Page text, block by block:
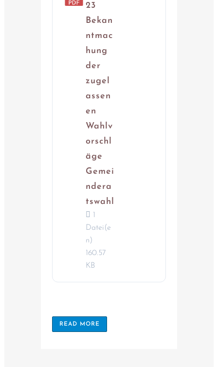
23
Bekan
ntmac
hung
der
zugel
assen
en
Wahlv
orschl
äge
Gemei
ndera
tswahl
1
Datei(e
n)
160.57
KB
READ MORE